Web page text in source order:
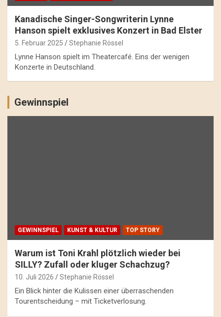
Kanadische Singer-Songwriterin Lynne
Hanson spielt exklusives Konzert in Bad Elster
5. Februar 2025 Stephanie Rössel
Lynne Hanson spielt im Theatercafé. Eins der wenigen
Konzerte in Deutschland.
Gewinnspiel
GEWINNSPIEL KUNST & KULTUR TOP STORY
Warum ist Toni Krahl plötzlich wieder bei
SILLY? Zufall oder kluger Schachzug?
10. Juli 2026 Stephanie Rössel
Ein Blick hinter die Kulissen einer überraschenden
Tourentscheidung – mit Ticketverlosung.